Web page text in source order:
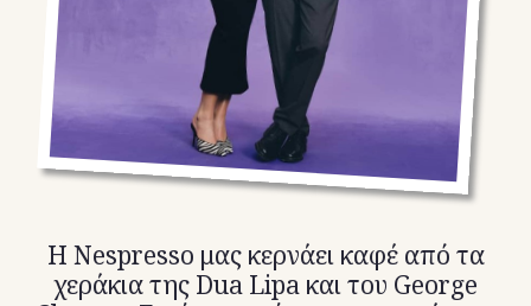
Η Nespresso μας κερνάει καφέ από τα
χεράκια της Dua Lipa και του George